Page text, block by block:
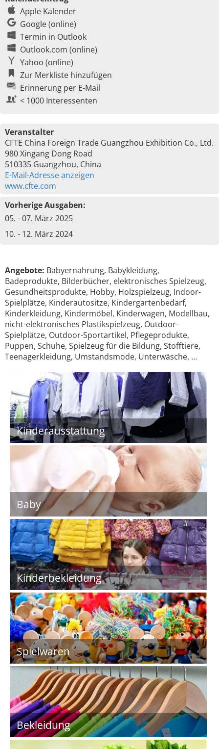
Apple Kalender
Google (online)
Termin in Outlook
Outlook.com (online)
Yahoo (online)
Zur Merkliste hinzufügen
Erinnerung per E-Mail
< 1000 Interessenten
Veranstalter
CFTE China Foreign Trade Guangzhou Exhibition Co., Ltd.
980 Xingang Dong Road
510335 Guangzhou, China
E-Mail-Adresse anzeigen
www.cfte.com
Vorherige Ausgaben:
05. - 07. März 2025
10. - 12. März 2024
Angebote: Babyernahrung, Babykleidung,
Badeprodukte, Bilderbücher, elektronisches Spielzeug,
Gesundheitsprodukte, Hobby, Holzspielzeug, Indoor-
Spielplätze, Kinderautositze, Kindergartenbedarf,
Kinderkleidung, Kindermöbel, Kinderwagen, Modellbau,
nicht-elektronisches Plastikspielzeug, Outdoor-
Spielplätze, Outdoor-Sportartikel, Pflegeprodukte,
Puppen, Schuhe, Spielzeug für die Bildung, Stofftiere,
Teenagerkleidung, Umstandsmode, Unterwäsche, …
Kinderausstattung
Baby
Kinderbekleidung
Spielwaren
Bekleidung